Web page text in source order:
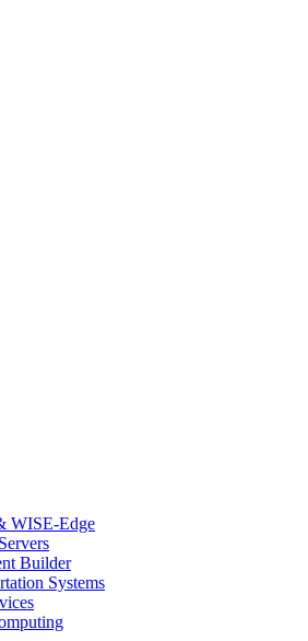
WISE-Edge
Builder
Systems